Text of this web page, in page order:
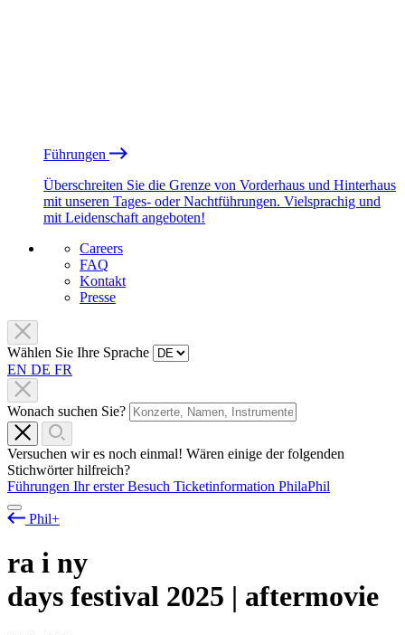
Führungen
Überschreiten Sie die Grenze von Vorderhaus und Hinterhaus
mit unseren Tages- oder Nachtführungen. Vielsprachig und
mit Leidenschaft angeboten!
Careers
FAQ
Kontakt
Presse
Wählen Sie Ihre Sprache
EN DE FR
Wonach suchen Sie?
Versuchen wir es noch einmal! Wären einige der folgenden
Stichwörter hilfreich?
Führungen Ihr erster Besuch Ticketinformation PhilaPhil
Phil+
ra i ny
days festival 2025 | aftermovie